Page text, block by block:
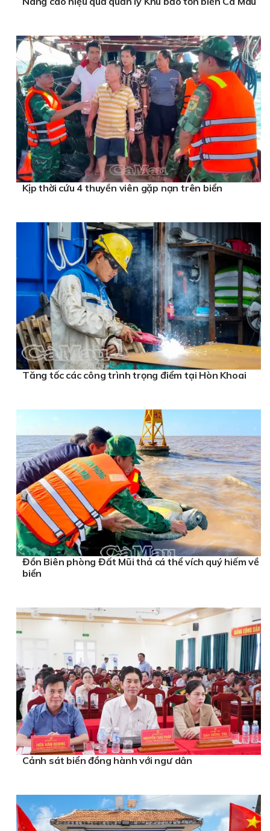
Kịp thời cứu 4 thuyền viên gặp nạn trên biển
Tăng tốc các công trình trọng điểm tại Hòn Khoai
Đồn Biên phòng Đất Mũi thả cá thể vích quý hiếm về
biển
Cảnh sát biển đồng hành với ngư dân